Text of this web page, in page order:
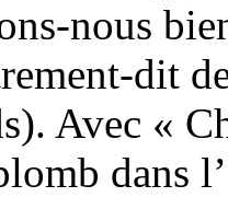
nous
dit
Avec «
dans